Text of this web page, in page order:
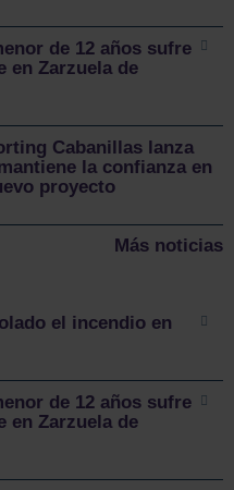
de 12 años sufre
en Zarzuela de
Cabanillas lanza
la confianza en
proyecto
Más noticias
el incendio en
de 12 años sufre
en Zarzuela de